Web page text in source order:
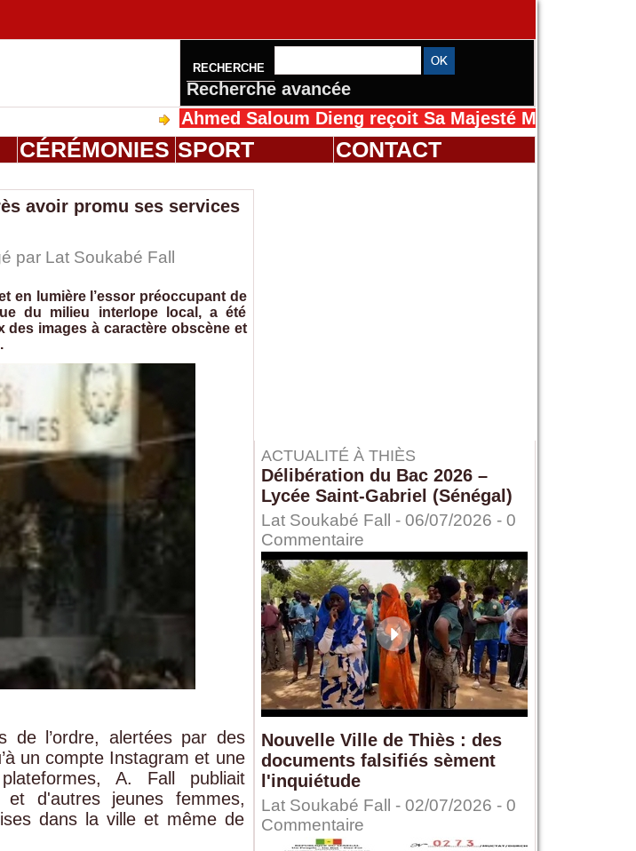
RECHERCHE
Recherche avancée
Ahmed Saloum Dieng reçoit Sa Majesté Mansah Cissé au
CÉRÉMONIES SPORT CONTACT
avoir promu ses services
par Lat Soukabé Fall
en lumière l’essor préoccupant de
du milieu interlope local, a été
images à caractère obscène et
de l’ordre, alertées par des
un compte Instagram et une
A. Fall publiait
et d'autres jeunes femmes,
dans la ville et même de
ACTUALITÉ À THIÈS
Délibération du Bac 2026 –
Lycée Saint-Gabriel (Sénégal)
Lat Soukabé Fall - 06/07/2026 - 0
Commentaire
Nouvelle Ville de Thiès : des
documents falsifiés sèment
l'inquiétude
Lat Soukabé Fall - 02/07/2026 - 0
Commentaire